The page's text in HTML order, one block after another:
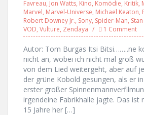
Favreau, Jon Watts, Kino, Komödie, Kritik,
Marvel, Marvel-Universe, Michael Keaton,
Robert Downey Jr., Sony, Spider-Man,
VOD, Vulture, Zendaya 1 Comment
Autor: Tom Burgas Itsi Bitsi……..ne
nicht an, wobei ich nicht mal groß
von dem Lied weitergeht, aber auf
der grüne Kobold gesungen, als er
erster großer
irgendeine Fabrikhalle jagte. Das ist
15 Jahre her […]